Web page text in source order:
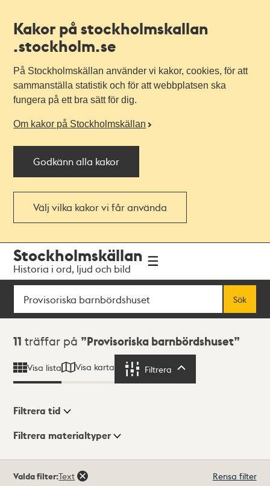
Kakor på stockholmskallan
.stockholm.se
På Stockholmskällan använder vi kakor, cookies, för att
sammanställa statistik och för att webbplatsen ska
fungera på ett bra sätt för dig.
Om kakor på Stockholmskällan
Godkänn alla kakor
Välj vilka kakor vi får använda
navigationen
huvudinnehållet
Stockholmskällan
Historia i ord, ljud och bild
Sök
Sök
Sökresultat
11 träffar på Provisoriska barnbördshuset
Visa lista Visa karta Filtrera
Visningsläge
Filtrera tid
Filtrera materialtyper
träffar
Valda filter:Text Rensa filter